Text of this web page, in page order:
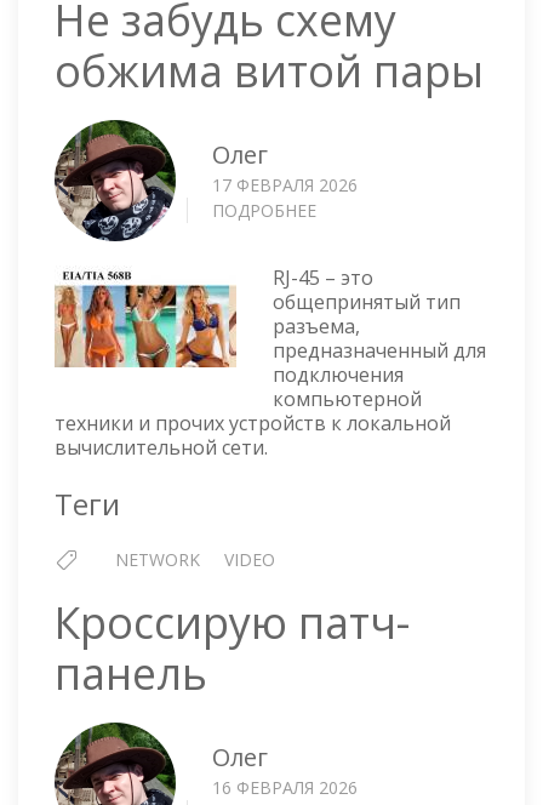
Не забудь схему
обжима витой пары
Олег
17 ФЕВРАЛЯ 2026
ПОДРОБНЕЕ
СХЕМУ
ОБЖИМА
ВИТОЙ
ПАРЫ
RJ-45 – это
общепринятый тип
разъема,
предназначенный для
подключения
компьютерной
техники и прочих устройств к локальной
вычислительной сети.
Теги
NETWORK VIDEO
Кроссирую патч-
панель
Олег
16 ФЕВРАЛЯ 2026